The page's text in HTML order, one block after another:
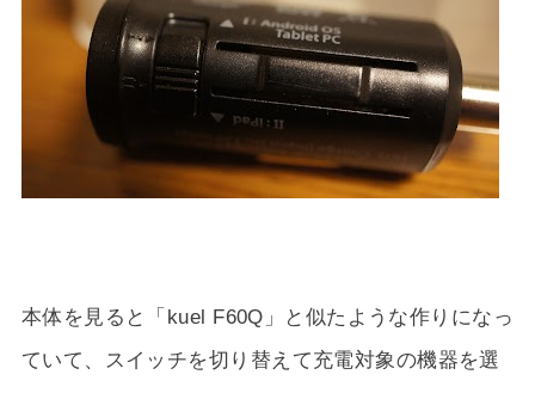
本体を見ると「kuel F60Q」と似たような作りになっ
ていて、スイッチを切り替えて充電対象の機器を選